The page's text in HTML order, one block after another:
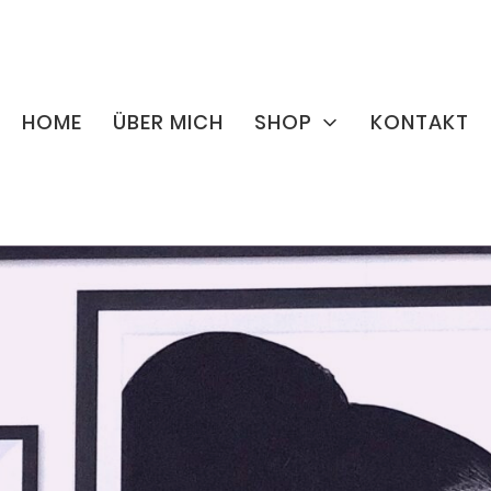
HOME ÜBER MICH SHOP KONTAKT